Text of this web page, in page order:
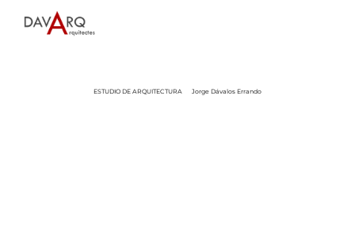
Jorge Dávalos Errando
ESTUDIO DE ARQUITECTURA